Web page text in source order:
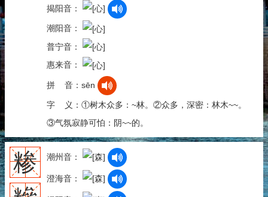
揭阳音：
潮阳音：
普宁音：
惠来音：
拼 音：sēn
字 义：①树木众多：~林。②众多，深密：林木~~。
③气氛寂静可怕：阴~~的。
糁
潮州音：
澄海音：